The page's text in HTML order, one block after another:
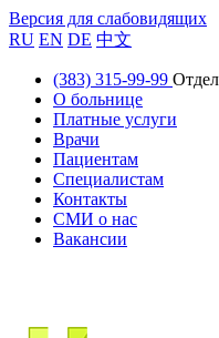
Версия для слабовидящих
RU EN DE 中文
(383) 315-99-99
О больнице
Платные услуги
Врачи
Пациентам
Специалистам
Контакты
СМИ о нас
Вакансии